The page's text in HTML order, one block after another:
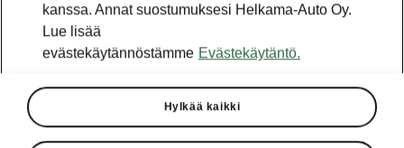
kanssa. Annat suostumuksesi Helkama-Auto Oy.
Lue lisää
evästekäytännöstämme Evästekäytäntö.
Hylkää kaikki